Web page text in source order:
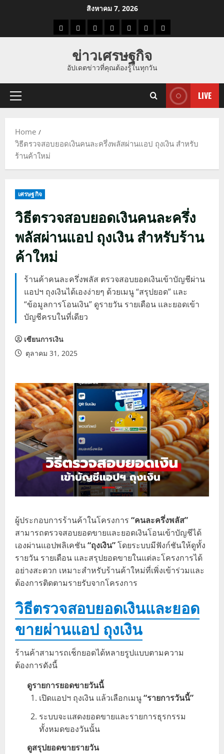
สิงหาคม 7, 2026
ราคาแนว
ราคา
ทอง
ข่าว
นี้
ข่าว
ดูด
ที่
ผู้ชาย
ข่าวเศรษฐกิจ
อัปเดตข่าวที่คุณต้องรู้ในทุกวัน
Primary
LIVE
Home
วิธีตรวจสอบยอดเงินคนละครึ่งพลัสผ่านแอป ถุงเงิน สำหรับ
ร้านค้าใหม่
เศรษฐกิจ
วิธีตรวจสอบยอดเงินคนละครึ่ง
พลัสผ่านแอป ถุงเงิน สำหรับร้าน
ค้าใหม่
ร้านค้าคนละครึ่งพลัส ตรวจสอบยอดเงินเข้าบัญชีผ่าน
แอปฯ ถุงเงินได้เองง่ายๆ ด้วยเมนู “สรุปยอด” และ
“ข้อมูลการโอนเงิน” ดูรายวัน รายเดือน และยอดเข้า
บัญชีครบในที่เดียว
เซียนการเงิน
ตุลาคม 31, 2025
ผู้ประกอบการร้านค้าในโครงการ “คนละครึ่งพลัส”
สามารถตรวจสอบยอดขายและยอดเงินโอนเข้าบัญชีได้
เองผ่านแอปพลิเคชัน“ถุงเงิน”โดยระบบมีฟังก์ชันให้ดูทั้ง
รายวัน รายเดือน และสรุปยอดขายในแต่ละโครงการได้
อย่างสะดวก เหมาะสำหรับร้านค้าใหม่ที่เพิ่งเข้าร่วมและ
ต้องการติดตามรายรับจากโครงการ
วิธีตรวจสอบยอดเงินและยอด
ขายผ่านแอป ถุงเงิน
ร้านค้าสามารถเช็กยอดได้หลายรูปแบบตามความ
ต้องการดังนี้
ดูรายการยอดขายวันนี้
เปิดแอปฯ ถุงเงิน แล้วเลือกเมนู“รายการวันนี้”
ระบบจะแสดงยอดขายและรายการธุรกรรม
ทั้งหมดของวันนั้น
ดูสรุปยอดขายรายวัน